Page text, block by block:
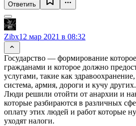
Ответить
Zibx12 мар 2021 в 08:32
Государство — формирование
гражданами и которое должно
услугами, такие как
система, армия, дороги и кучу других.
Люди решили отойти от анархии и
которые разбираются в различных
оплату этих людей и работ которые
уходят налоги.